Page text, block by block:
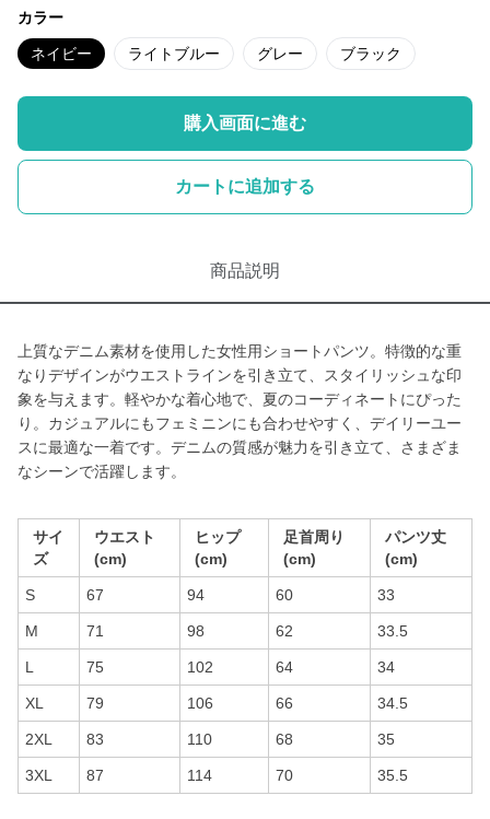
カラー
ネイビー ライトブルー グレー ブラック
購入画面に進む
カートに追加する
商品説明
上質なデニム素材を使用した女性用ショートパンツ。特徴的な重
なりデザインがウエストラインを引き立て、スタイリッシュな印
象を与えます。軽やかな着心地で、夏のコーディネートにぴった
り。カジュアルにもフェミニンにも合わせやすく、デイリーユー
スに最適な一着です。デニムの質感が魅力を引き立て、さまざま
なシーンで活躍します。
サイ
ズ
ウエスト
(cm)
ヒップ
(cm)
足首周り
(cm)
パンツ丈
(cm)
S 67 94 60 33
M 71 98 62 33.5
L 75 102 64 34
XL 79 106 66 34.5
2XL 83 110 68 35
3XL 87 114 70 35.5